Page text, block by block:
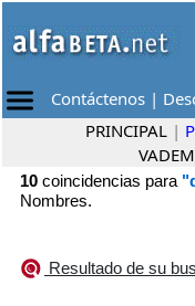
Contáctenos |
PRINCIPAL |
10 coincidencias para
Nombres.
Resultado de su